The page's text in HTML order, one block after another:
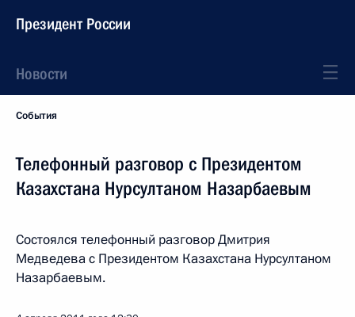
Президент России
Новости
События
Телефонный разговор с Президентом
Казахстана Нурсултаном Назарбаевым
Состоялся телефонный разговор Дмитрия
Медведева с Президентом Казахстана Нурсултаном
Назарбаевым.